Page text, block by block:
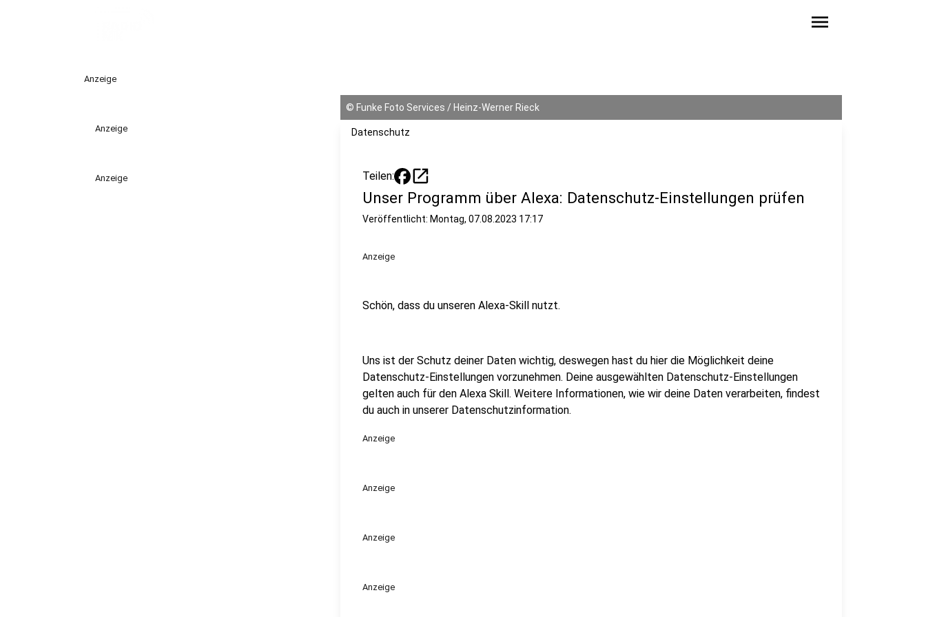
menu
Anzeige
Anzeige
Anzeige
© Funke Foto Services / Heinz-Werner Rieck
Datenschutz
Teilen: open_in_new
Unser Programm über Alexa: Datenschutz-Einstellungen prüfen
Veröffentlicht: Montag, 07.08.2023 17:17
Anzeige
Schön, dass du unseren Alexa-Skill nutzt.
Uns ist der Schutz deiner Daten wichtig, deswegen hast du hier die Möglichkeit deine
Datenschutz-Einstellungen vorzunehmen. Deine ausgewählten Datenschutz-Einstellungen
gelten auch für den Alexa Skill. Weitere Informationen, wie wir deine Daten verarbeiten, findest
du auch in unserer Datenschutzinformation.
Anzeige
Anzeige
Anzeige
Anzeige